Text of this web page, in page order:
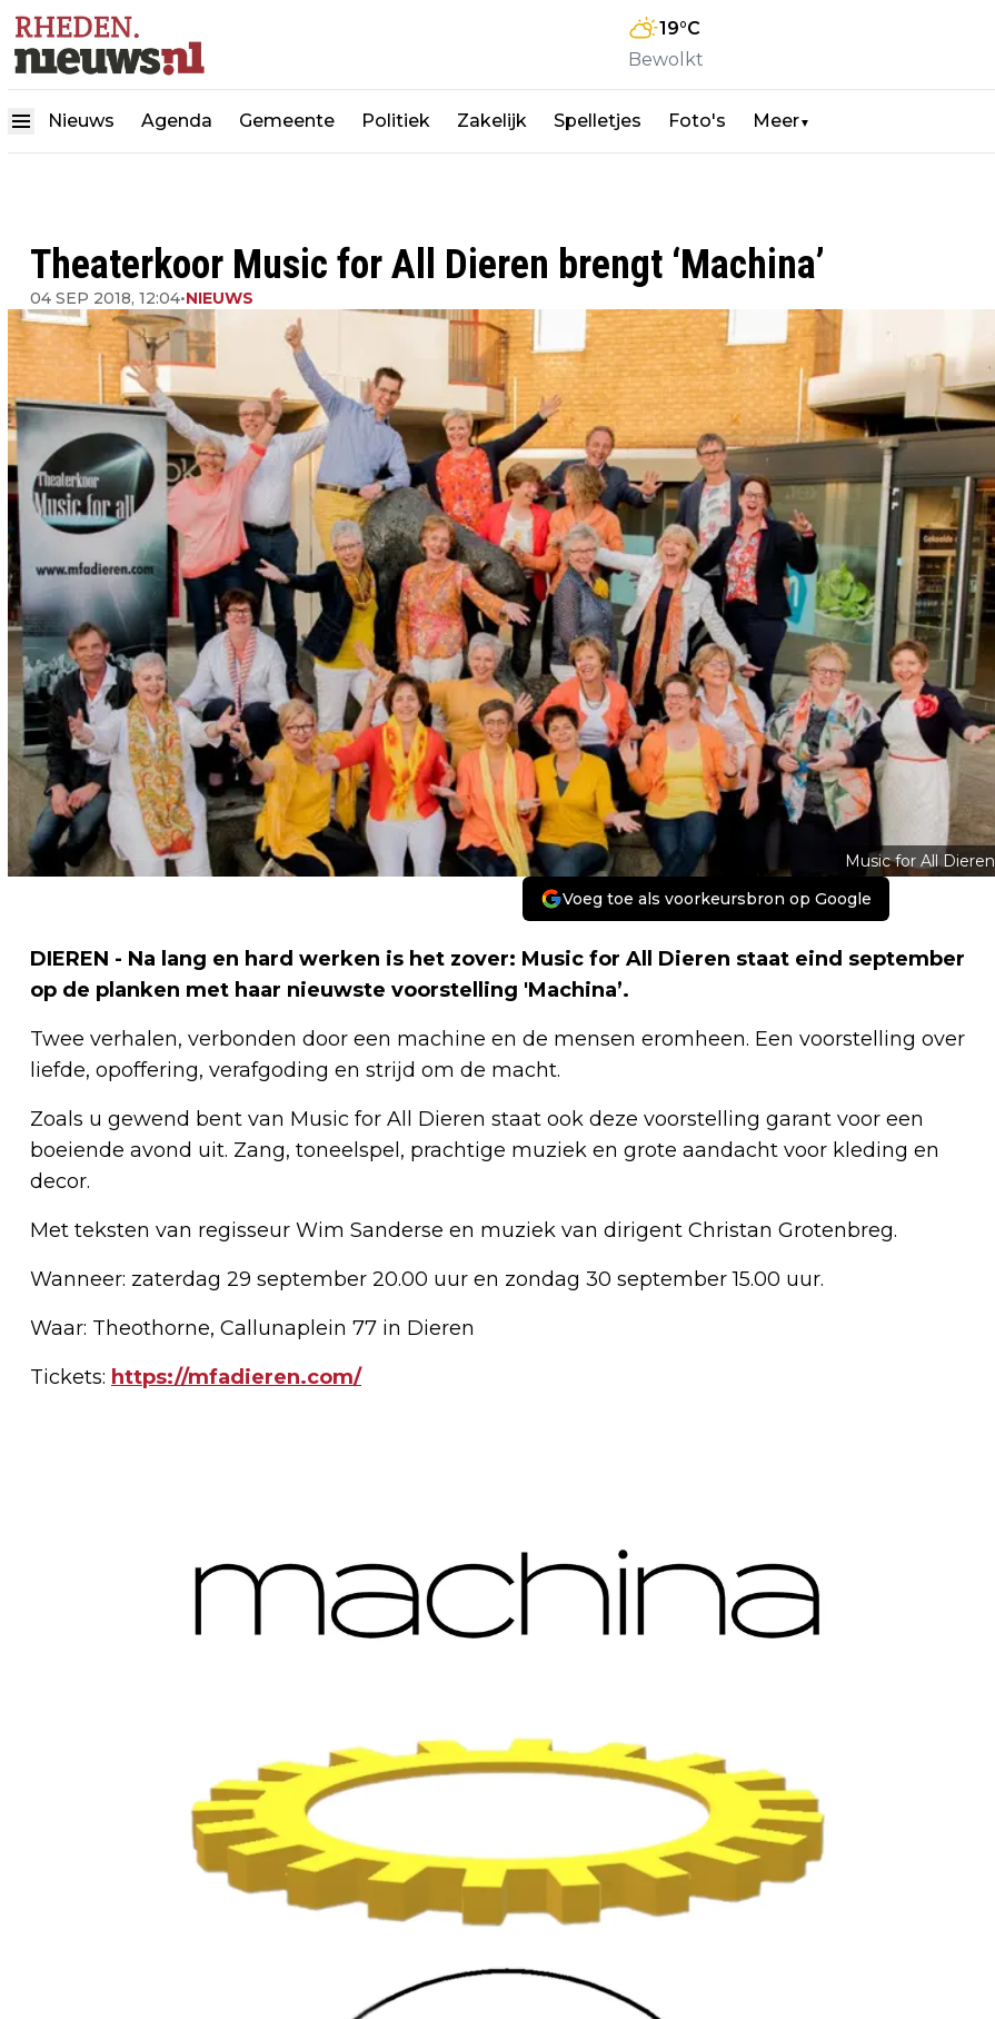
19°C
Bewolkt
Nieuws Agenda Gemeente Politiek Zakelijk Spelletjes Foto's Meer▼
Theaterkoor Music for All Dieren brengt ‘Machina’
04 SEP 2018, 12:04•NIEUWS
Music for All Dieren
Voeg toe als voorkeursbron op Google
DIEREN - Na lang en hard werken is het zover: Music for All Dieren staat eind september
op de planken met haar nieuwste voorstelling 'Machina’.
Twee verhalen, verbonden door een machine en de mensen eromheen. Een voorstelling over
liefde, opoffering, verafgoding en strijd om de macht.
Zoals u gewend bent van Music for All Dieren staat ook deze voorstelling garant voor een
boeiende avond uit. Zang, toneelspel, prachtige muziek en grote aandacht voor kleding en
decor.
Met teksten van regisseur Wim Sanderse en muziek van dirigent Christan Grotenbreg.
Wanneer: zaterdag 29 september 20.00 uur en zondag 30 september 15.00 uur.
Waar: Theothorne, Callunaplein 77 in Dieren
Tickets: https://mfadieren.com/